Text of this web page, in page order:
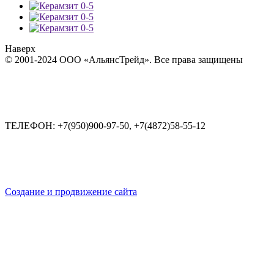
Наверх
© 2001-2024 ООО «АльянсТрейд». Все права защищены
ТЕЛЕФОН: +7(950)900-97-50, +7(4872)58-55-12
Создание и продвижение сайта